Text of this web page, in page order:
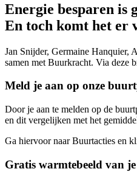
Energie besparen is
En toch komt het er
Jan Snijder, Germaine Hanquier,
samen met Buurkracht. Via deze
Meld je aan op onze
Door je aan te melden op de
en dit vergelijken met het
Ga hiervoor naar Buurtacties en
Gratis warmtebeeld van